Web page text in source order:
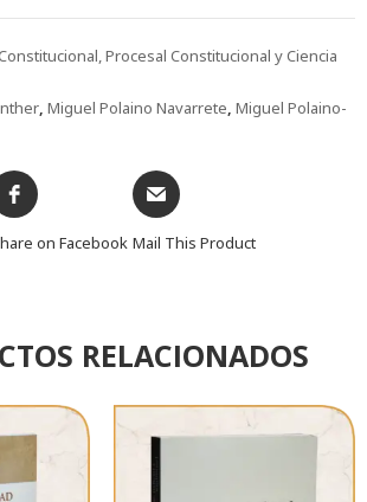
Procesal Constitucional y Ciencia
, Miguel Polaino Navarrete, Miguel Polaino-
on Facebook Mail This Product
RELACIONADOS